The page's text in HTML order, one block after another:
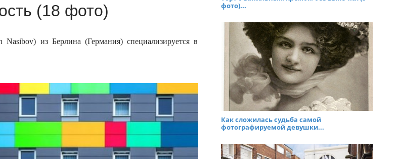
(18 фото)
из Берлина (Германия) специализируется в
фото)...
Как сложилась судьба самой
фотографируемой девушки...